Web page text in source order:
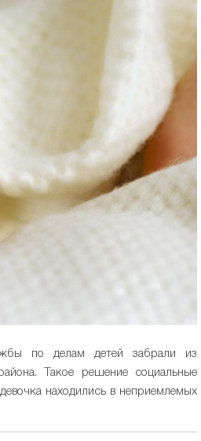
по делам детей забрали из
Такое решение социальные
находились в неприемлемых